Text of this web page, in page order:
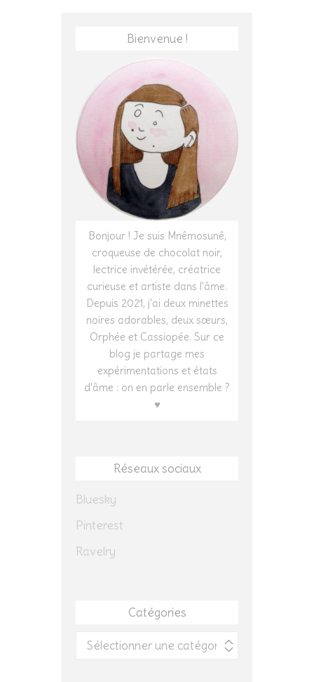
Bienvenue !
Bonjour ! Je suis Mnêmosunê,
croqueuse de chocolat noir,
lectrice invétérée, créatrice
curieuse et artiste dans l'âme.
Depuis 2021, j'ai deux minettes
noires adorables, deux sœurs,
Orphée et Cassiopée. Sur ce
blog je partage mes
expérimentations et états
d'âme : on en parle ensemble ?
♥
Réseaux sociaux
Bluesky
Pinterest
Ravelry
Catégories
Catégories